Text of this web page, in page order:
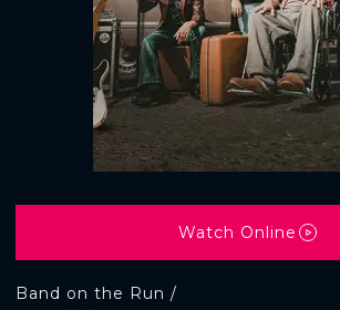
Band on the Run /
Watch Online